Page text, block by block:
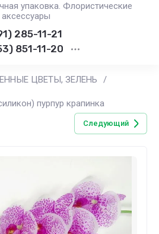
упаковка. Флористические
аксессуары
285-11-21
851-11-20
ЦВЕТЫ, ЗЕЛЕНЬ
/
пурпур крапинка
Следующий